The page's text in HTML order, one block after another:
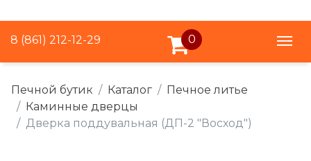
8 (861) 212-12-29 0
Печной бутик Каталог
Печное литье
Каминные дверцы
Дверка поддувальная (ДП-2 "Восход")